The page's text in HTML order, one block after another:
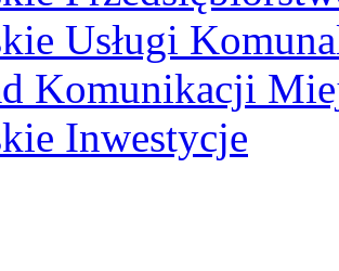
Usługi
Komunikacji
Inwestycje